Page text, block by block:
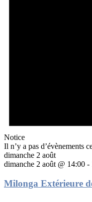
Notice
Il n’y a pas d’évènements
dimanche 2 août
dimanche 2 août @ 14:00 -
Milonga Extérieure